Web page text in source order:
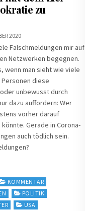
zu
2020
Falschmeldungen mir auf
Netzwerken begegnen.
wenn man sieht wie viele
diese
unbewusst durch
dazu auffordern: Wer
vorher darauf
Gerade in Corona-
auch tödlich sein.
KOMMENTAR
POLITIK
USA